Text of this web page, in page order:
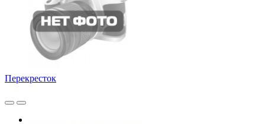
Перекресток